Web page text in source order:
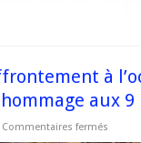
87
%
à
aux
Commentaires ferméssur